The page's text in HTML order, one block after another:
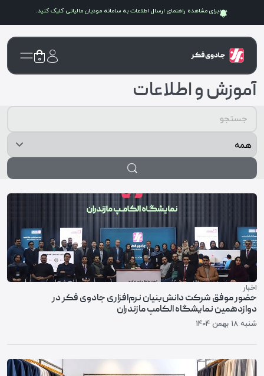
برای مشاهده راهنمای ارسال اطلاعات به سامانه مودیان مالیاتی کلیک کنید.
۰
آموزش و اطلاعات
اخبار
حضور موفق شرکت دانش‌بنیان نرم‌افزاری جادوی فکر در
دوازدهمین نمایشگاه الکامپ مازندران
شنبه ۱۸ بهمن ۱۴۰۴